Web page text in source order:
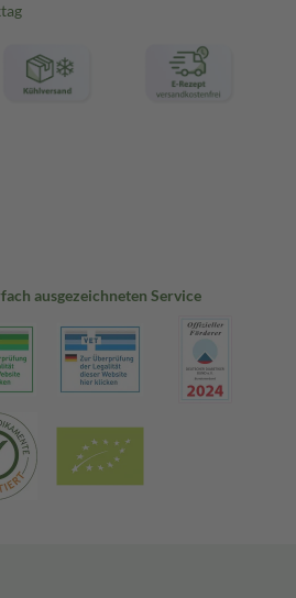
ausgezeichneten Service